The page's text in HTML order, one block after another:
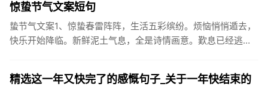
惊蛰节气文案短句
蛰节气文案1、惊蛰春雷阵阵，生活五彩缤纷。烦恼悄悄遁去，
快乐开始降临。新鲜泥土气息，全是诗情画意。歎息已经逃
精选这一年又快完了的感慨句子_关于一年快结束的